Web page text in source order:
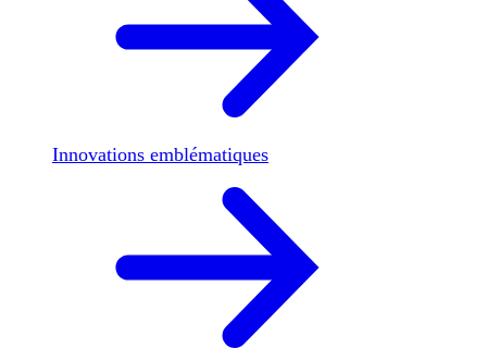
Innovations emblématiques